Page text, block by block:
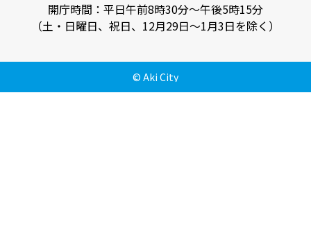
開庁時間：平日午前8時30分～午後5時15分
（土・日曜日、祝日、12月29日～1月3日を除く）
© Aki City